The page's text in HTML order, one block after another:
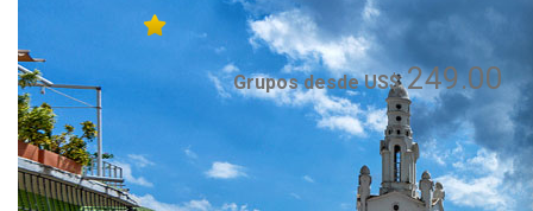
Grupos desde US$249.00